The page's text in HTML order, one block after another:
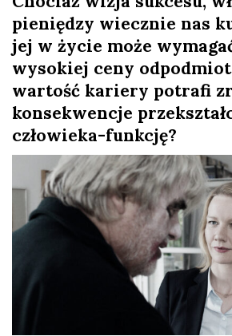
l
a
n
e
k
a
d
r
pieniędzy wiecznie nas
jej w życie może
wysokiej ceny
wartość kariery potrafi
konsekwencje
człowieka-funkcję?